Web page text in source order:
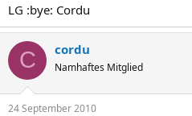
LG :bye: Cordu
C cordu
Namhaftes Mitglied
24 September 2010